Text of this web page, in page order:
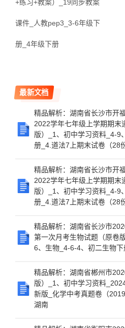
+练习+教案）_19同步教案
课件_人教pep3_3-6年级下
册_4年级下册
最新文档
精品解析：湖南省长沙市开
2022学年七年级上学期期末
版）_1、初中学习资料_4-9
册_4.道法7上期末试卷（28
精品解析：湖南省长沙市开
2022学年七年级上学期期末
版）_1、初中学习资料_4-9
册_4.道法7上期末试卷（28
精品解析：湖南省长沙市
第一次月考生物试题（原卷
6、生物_4-6-4、初二生物下
精品解析：湖南省郴州市
版）_1、初中学习资料
新版_化学中考真题卷（
湖南